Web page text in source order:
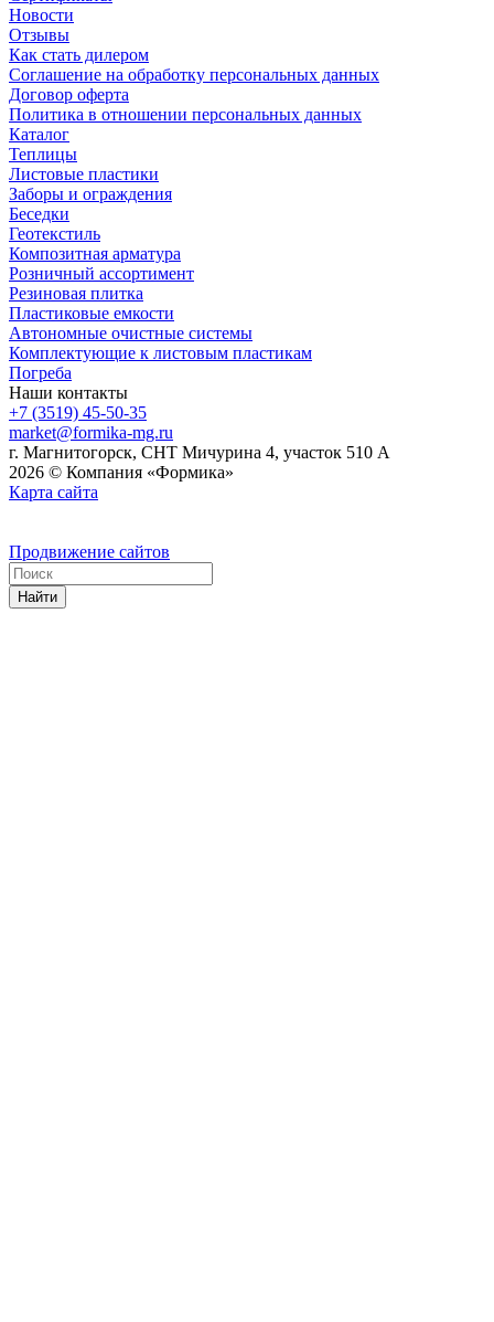
Новости
Отзывы
Как стать дилером
Соглашение на обработку персональных данных
Договор оферта
Политика в отношении персональных данных
Каталог
Теплицы
Листовые пластики
Заборы и ограждения
Беседки
Геотекстиль
Композитная арматура
Розничный ассортимент
Резиновая плитка
Пластиковые емкости
Автономные очистные системы
Комплектующие к листовым пластикам
Погреба
Наши контакты
+7 (3519) 45-50-35
market@formika-mg.ru
г. Магнитогорск, СНТ Мичурина 4, участок 510 А
2026 © Компания «Формика»
Карта сайта
Продвижение сайтов
Найти